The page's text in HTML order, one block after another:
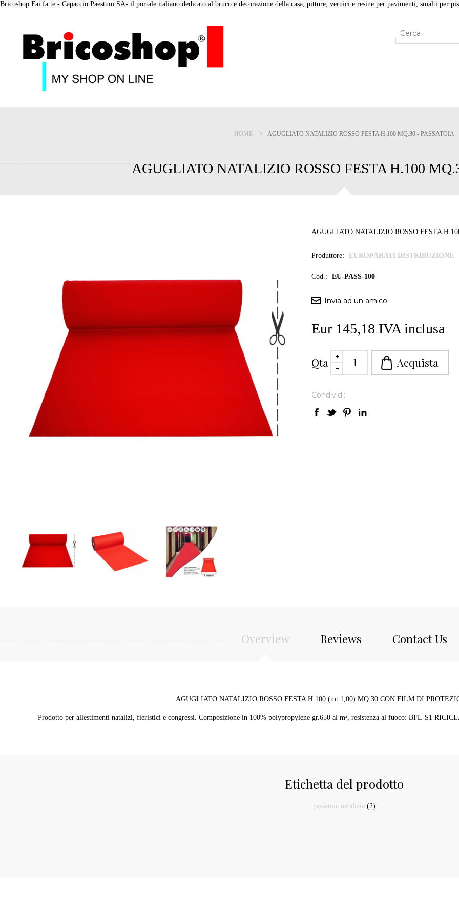
Bricoshop Fai fa te - Capaccio Paestum SA- il portale italiano dedicato al bruco e decorazione della casa, pitture, vernici e resine per pavimenti, smalti per
HOME AGUGLIATO NATALIZIO ROSSO FESTA H.100 MQ.30 - PASSATOIA
AGUGLIATO NATALIZIO ROSSO FESTA H.100
AGUGLIATO NATALIZIO ROSSO FESTA
Produttore: EUROPARATI DISTRIBUZIONE
Cod.: EU-PASS-100
Eur 145,18 IVA inclusa
Qta
Condividi:
Overview Reviews Contact Us
AGUGLIATO NATALIZIO ROSSO FESTA H.100 (mt.1,00) MQ.30 CON FILM DI
Prodotto per allestimenti natalizi, fieristici e congressi. Composizione in 100% polypropylene gr.650 al m², resistenza al fuoco: BFL-S1
Etichetta del prodotto
passatoia natalizia (2)